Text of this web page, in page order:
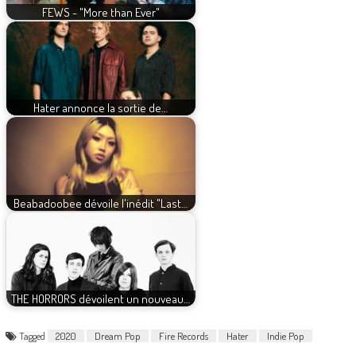
FEWS - "More than Ever"
Hater annonce la sortie de…
Beabadoobee dévoile l'inédit "Last…
THE HORRORS dévoilent un nouveau…
Tagged 2020 Dream Pop Fire Records Hater
Indie Pop